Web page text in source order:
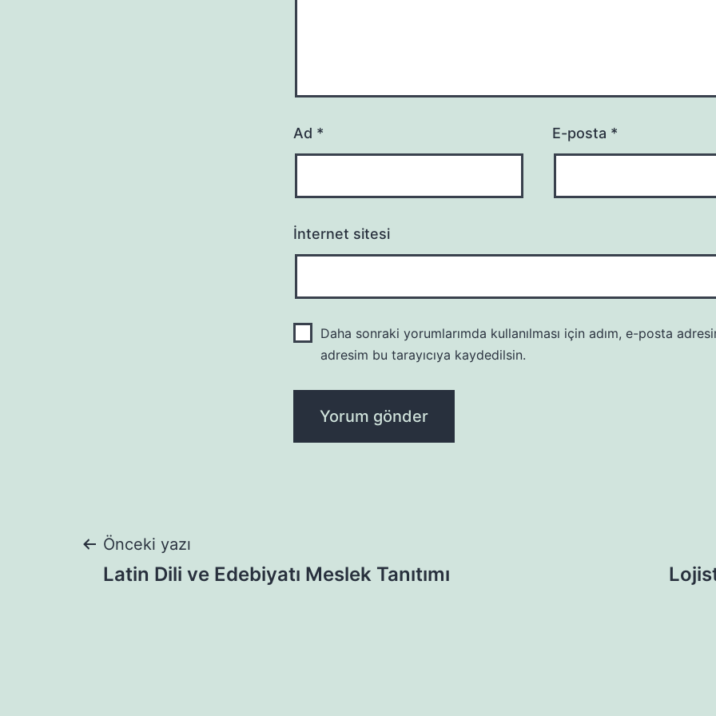
Ad * E-posta *
İnternet sitesi
Daha sonraki yorumlarımda kullanılması için adım, e-posta
adresim bu tarayıcıya kaydedilsin.
Yazı
Önceki yazı
Latin Dili ve Edebiyatı Meslek Tanıtımı